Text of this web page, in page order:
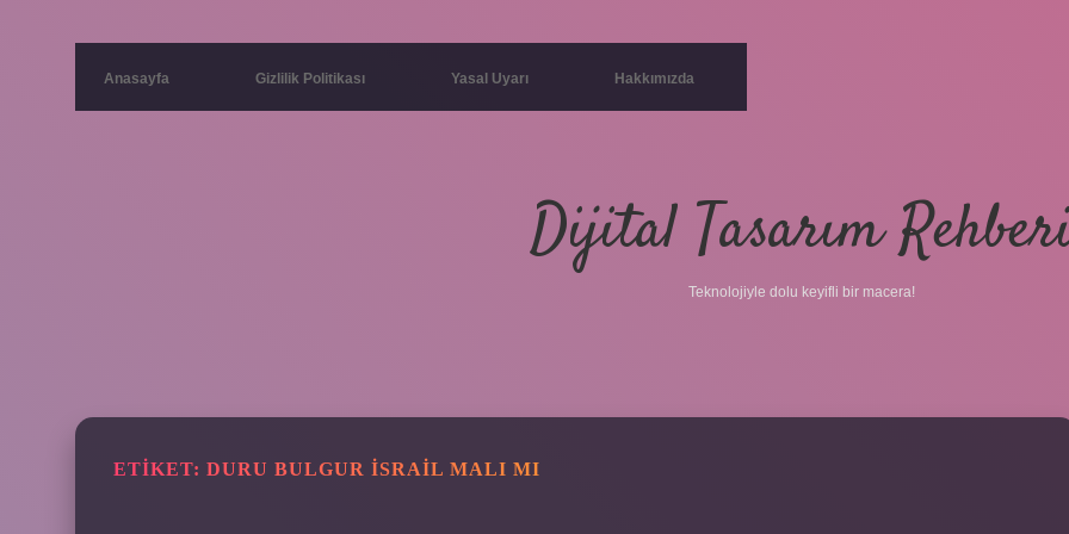
Anasayfa Gizlilik Politikası Yasal Uyarı Hakkımızda
Dijital Tasarım
Teknolojiyle dolu keyifli bir macera!
ETIKET: DURU BULGUR İSRAIL MALI MI